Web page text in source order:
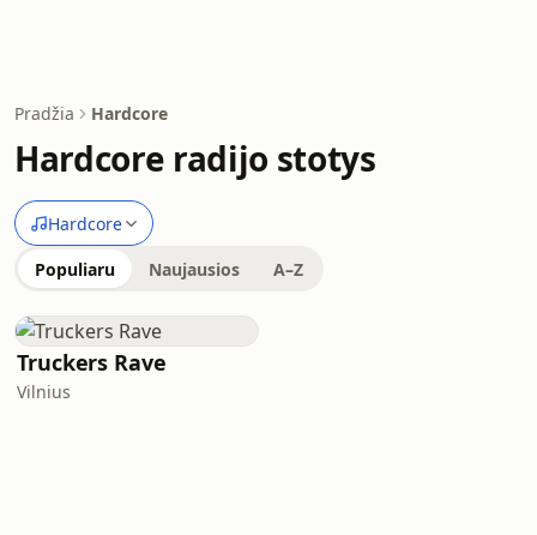
Pradžia Hardcore
Hardcore radijo stotys
Hardcore
Populiaru Naujausios A–Z
Truckers Rave
Vilnius